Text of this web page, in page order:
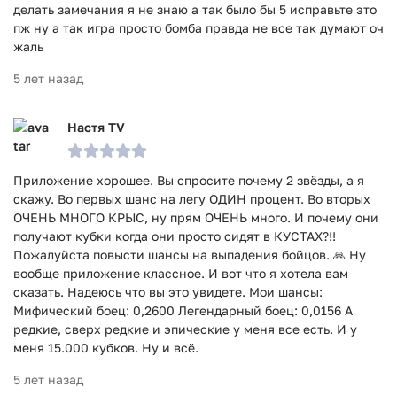
делать замечания я не знаю а так было бы 5 исправьте это
пж ну а так игра просто бомба правда не все так думают оч
жаль
5 лет назад
Настя TV
Приложение хорошее. Вы спросите почему 2 звёзды, а я
скажу. Во первых шанс на легу ОДИН процент. Во вторых
ОЧЕНЬ МНОГО КРЫС, ну прям ОЧЕНЬ много. И почему они
получают кубки когда они просто сидят в КУСТАХ?!!
Пожалуйста повысти шансы на выпадения бойцов. 🙏 Ну
вообще приложение классное. И вот что я хотела вам
сказать. Надеюсь что вы это увидете. Мои шансы:
Мифический боец: 0,2600 Легендарный боец: 0,0156 А
редкие, сверх редкие и эпические у меня все есть. И у
меня 15.000 кубков. Ну и всё.
5 лет назад